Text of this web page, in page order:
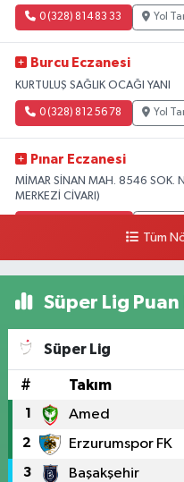
0 (328) 814 83 33 Yol
Burcu Eczanesi
KURTULUŞ SAĞLIK OCAĞI YANI
0 (328) 812 56 78 Yol
Pınar Eczanesi
MİMAR SİNAN MAH. 8546 SOK.
MERKEZİ CİVARI)
Tüm
Süper Lig
Süper Lig
# Takım
1 Amed
2 Erzurumspor FK
3 Başakşehir